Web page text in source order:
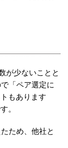
が少ないことと
「ペア選定に
もあります
。
ため、他社と